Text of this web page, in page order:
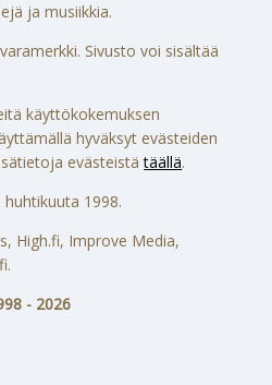
ja musiikkia.
Sivusto voi sisältää
käyttökokemuksen
hyväksyt evästeiden
evästeistätäällä.
1998.
High.fi, Improve Media,
- 2026